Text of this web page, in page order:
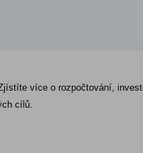
více o rozpočtování,
cílů.